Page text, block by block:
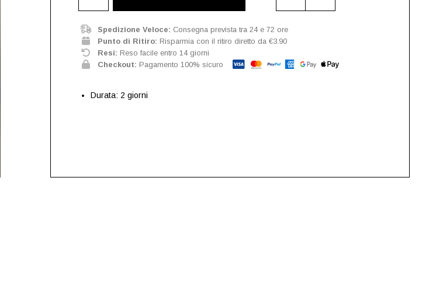
Spedizione Veloce: Consegna prevista tra 24 e 72 ore
Punto di Ritiro: Risparmia con il ritiro diretto da €3.90
Resi: Reso facile entro 14 giorni
Checkout: Pagamento 100% sicuro
Durata: 2 giorni